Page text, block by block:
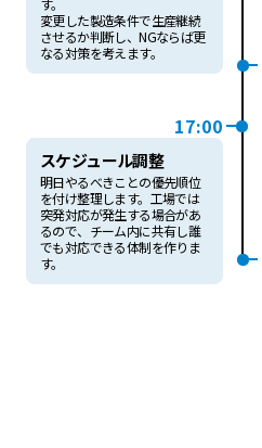
変更した製造条件で生産継続
させるか判断し、NGならば更
なる対策を考えます。
17:00
スケジュール調整
明日やるべきことの優先順位
を付け整理します。工場では
突発対応が発生する場合があ
るので、チーム内に共有し誰
でも対応できる体制を作りま
す。